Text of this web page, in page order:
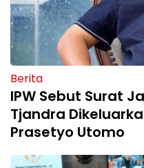
Berita
IPW Sebut Surat
Tjandra
Prasetyo Utomo